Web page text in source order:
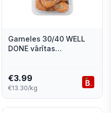
Garneles 30/40 WELL
DONE vārītas
€3.99
€13.30/kg